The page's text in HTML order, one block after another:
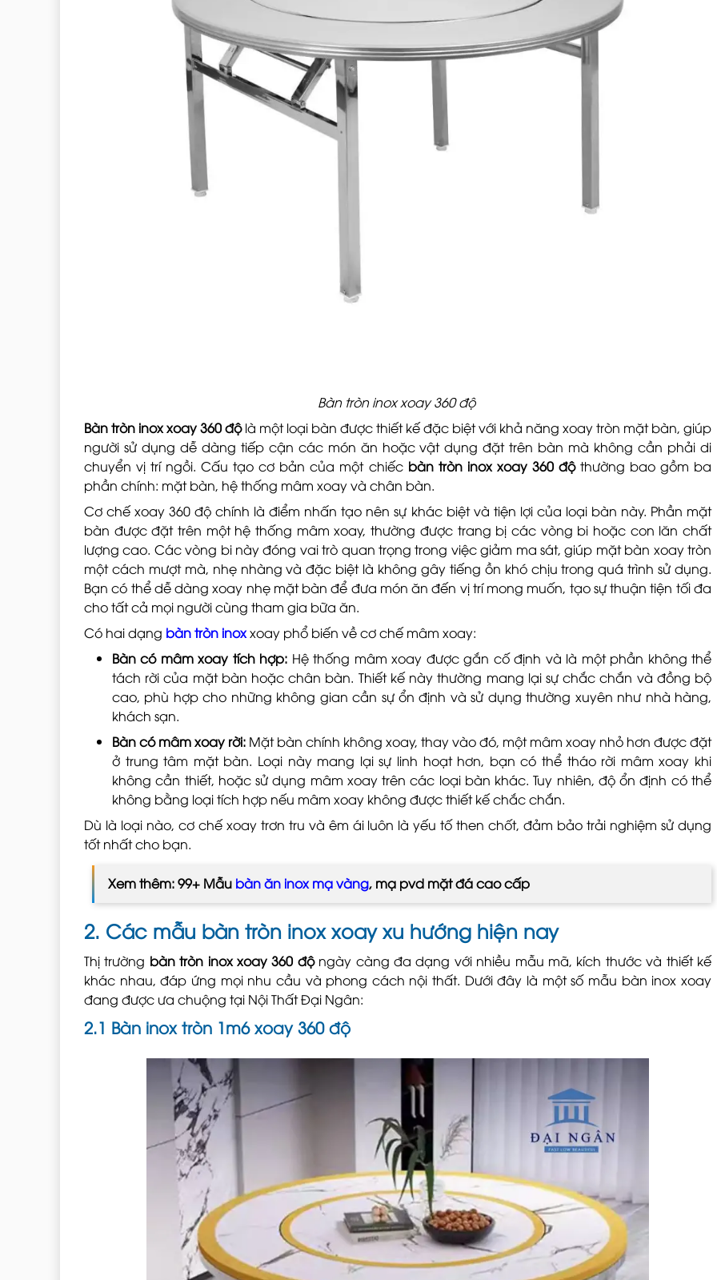
Bàn tròn inox xoay 360 độ
Bàn tròn inox xoay 360 độlà một loại bàn được thiết kế đặc biệt với khả năng xoay tròn mặt bàn, giúp
người sử dụng dễ dàng tiếp cận các món ăn hoặc vật dụng đặt trên bàn mà không cần phải di
chuyển vị trí ngồi. Cấu tạo cơ bản của một chiếc bàn tròn inox xoay 360 độthường bao gồm ba
phần chính: mặt bàn, hệ thống mâm xoay và chân bàn.
Cơ chế xoay 360 độ chính là điểm nhấn tạo nên sự khác biệt và tiện lợi của loại bàn này. Phần mặt
bàn được đặt trên một hệ thống mâm xoay, thường được trang bị các vòng bi hoặc con lăn chất
lượng cao. Các vòng bi này đóng vai trò quan trọng trong việc giảm ma sát, giúp mặt bàn xoay tròn
một cách mượt mà, nhẹ nhàng và đặc biệt là không gây tiếng ồn khó chịu trong quá trình sử dụng.
Bạn có thể dễ dàng xoay nhẹ mặt bàn để đưa món ăn đến vị trí mong muốn, tạo sự thuận tiện tối đa
cho tất cả mọi người cùng tham gia bữa ăn.
Có hai dạng bàn tròn inoxxoay phổ biến về cơ chế mâm xoay:
Bàn có mâm xoay tích hợp: Hệ thống mâm xoay được gắn cố định và là một phần không thể
tách rời của mặt bàn hoặc chân bàn. Thiết kế này thường mang lại sự chắc chắn và đồng bộ
cao, phù hợp cho những không gian cần sự ổn định và sử dụng thường xuyên như nhà hàng,
khách sạn.
Bàn có mâm xoay rời: Mặt bàn chính không xoay, thay vào đó, một mâm xoay nhỏ hơn được đặt
ở trung tâm mặt bàn. Loại này mang lại sự linh hoạt hơn, bạn có thể tháo rời mâm xoay khi
không cần thiết, hoặc sử dụng mâm xoay trên các loại bàn khác. Tuy nhiên, độ ổn định có thể
không bằng loại tích hợp nếu mâm xoay không được thiết kế chắc chắn.
Dù là loại nào, cơ chế xoay trơn tru và êm ái luôn là yếu tố then chốt, đảm bảo trải nghiệm sử dụng
tốt nhất cho bạn.
Xem thêm: 99+ Mẫu bàn ăn inox mạ vàng, mạ pvd mặt đá cao cấp
2. Các mẫu bàn tròn inox xoay xu hướng hiện nay
Thị trường bàn tròn inox xoay 360 độ ngày càng đa dạng với nhiều mẫu mã, kích thước và thiết kế
khác nhau, đáp ứng mọi nhu cầu và phong cách nội thất. Dưới đây là một số mẫu bàn inox xoay
đang được ưa chuộng tại Nội Thất Đại Ngân:
2.1 Bàn inox tròn 1m6 xoay 360 độ